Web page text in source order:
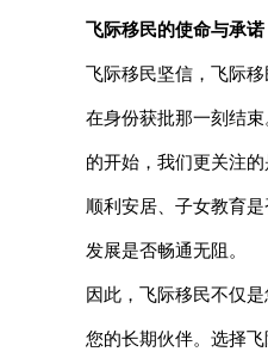
飞际移民的使命与承诺
飞际移民坚信，飞际
在身份获批那一刻结
的开始，我们更关注
顺利安居、子女教育
发展是否畅通无阻。
因此，飞际移民不仅
您的长期伙伴。选择